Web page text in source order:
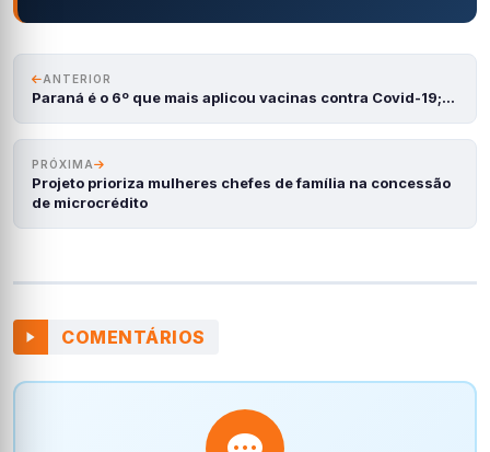
ANTERIOR
Paraná é o 6º que mais aplicou vacinas contra Covid-19;…
PRÓXIMA
Projeto prioriza mulheres chefes de família na concessão
de microcrédito
COMENTÁRIOS